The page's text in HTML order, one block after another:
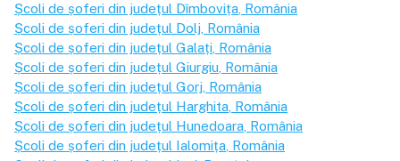
Școli de șoferi din județul Dîmbovița , România
Școli de șoferi din județul Dolj , România
Școli de șoferi din județul Galați , România
Școli de șoferi din județul Giurgiu , România
Școli de șoferi din județul Gorj , România
Școli de șoferi din județul Harghita , România
Școli de șoferi din județul Hunedoara , România
Școli de șoferi din județul Ialomița , România